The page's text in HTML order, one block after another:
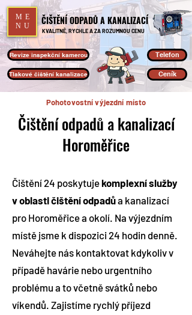
ME
NU
ČIŠTĚNÍ ODPADŮ A KANALIZACÍ
KVALITNĚ, RYCHLE A ZA ROZUMNOU CENU
Revize inspekční kamerou
Tlakové čištění kanalizace
Telefon
Ceník
Pohotovostní výjezdní místo
Čištění odpadů a kanalizací
Horoměřice
Čištění 24 poskytujekomplexní služby
v oblasti čištění odpadůa kanalizací
pro Horoměřice a okolí. Na výjezdním
místě jsme k dispozici 24 hodin denně.
Neváhejte nás kontaktovat kdykoliv v
případě havárie nebo urgentního
problému a to včetně svátků nebo
víkendů. Zajistíme rychlý příjezd